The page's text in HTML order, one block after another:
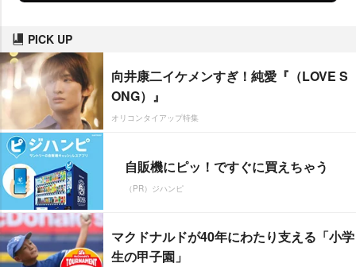
PICK UP
向井康二イケメンすぎ！純愛『（LOVE S
ONG）』
オリコンタイアップ特集
自販機にピッ！ですぐに買えちゃう
（PR）ジハンピ
マクドナルドが40年にわたり支える「小学
生の甲子園」